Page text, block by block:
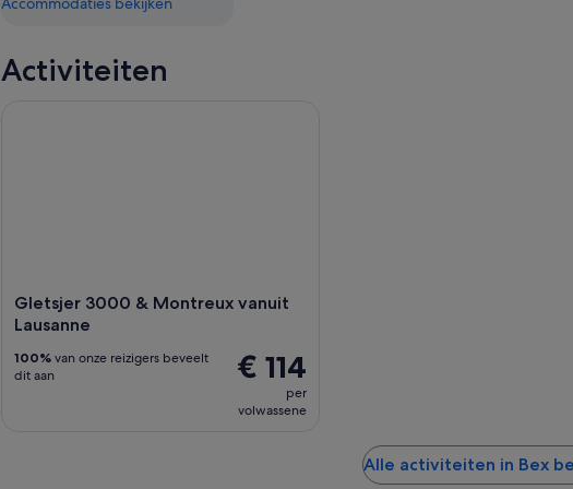
Activiteiten
Gletsjer 3000 & Montreux vanuit
Lausanne
€ 114
per
volwassene
100% van onze reizigers beveelt
dit aan
Alle activiteiten in Bex